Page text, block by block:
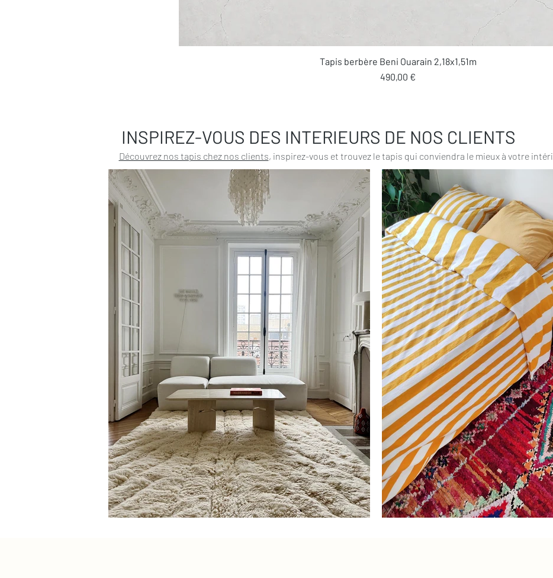
Aperçu rapide
Tapis berbère Beni Ouarain 2,18x1,51m
Prix
490,00 €
INSPIREZ-VOUS DES INTERIEURS DE NOS CLIENTS
Découvrez nos tapis chez nos clients, inspirez-vous et trouvez le tapis qui conviendra le mieux à votre